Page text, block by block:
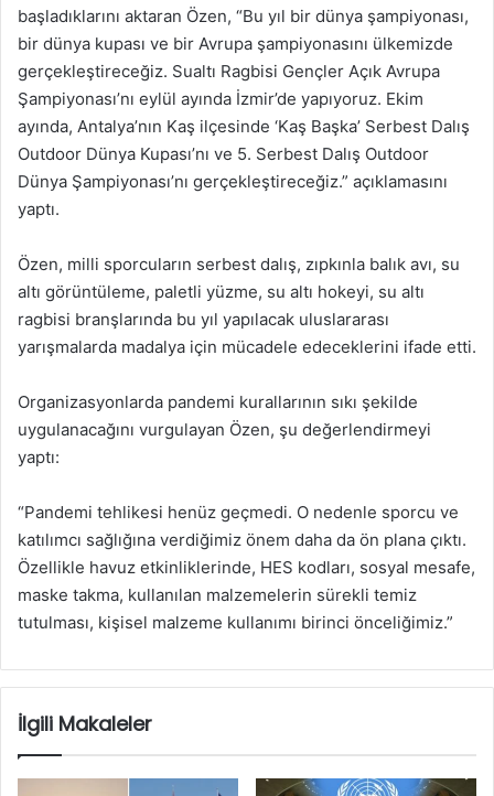
başladıklarını aktaran Özen, “Bu yıl bir dünya şampiyonası,
bir dünya kupası ve bir Avrupa şampiyonasını ülkemizde
gerçekleştireceğiz. Sualtı Ragbisi Gençler Açık Avrupa
Şampiyonası’nı eylül ayında İzmir’de yapıyoruz. Ekim
ayında, Antalya’nın Kaş ilçesinde ‘Kaş Başka’ Serbest Dalış
Outdoor Dünya Kupası’nı ve 5. Serbest Dalış Outdoor
Dünya Şampiyonası’nı gerçekleştireceğiz.” açıklamasını
yaptı.
Özen, milli sporcuların serbest dalış, zıpkınla balık avı, su
altı görüntüleme, paletli yüzme, su altı hokeyi, su altı
ragbisi branşlarında bu yıl yapılacak uluslararası
yarışmalarda madalya için mücadele edeceklerini ifade etti.
Organizasyonlarda pandemi kurallarının sıkı şekilde
uygulanacağını vurgulayan Özen, şu değerlendirmeyi
yaptı:
“Pandemi tehlikesi henüz geçmedi. O nedenle sporcu ve
katılımcı sağlığına verdiğimiz önem daha da ön plana çıktı.
Özellikle havuz etkinliklerinde, HES kodları, sosyal mesafe,
maske takma, kullanılan malzemelerin sürekli temiz
tutulması, kişisel malzeme kullanımı birinci önceliğimiz.”
İlgili Makaleler